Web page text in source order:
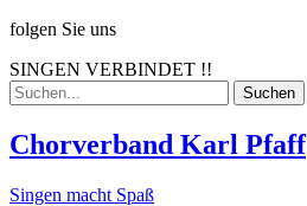
Skip
content
folgen Sie uns
SINGEN VERBINDET !!
Search
for:
Chorverband Karl Pfaff
Singen macht Spaß